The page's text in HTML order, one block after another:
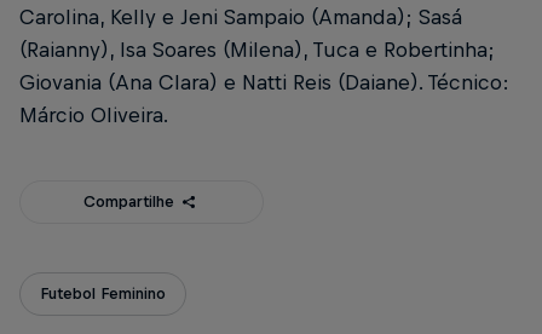
Carolina, Kelly e Jeni Sampaio (Amanda); Sasá
(Raianny), Isa Soares (Milena), Tuca e Robertinha;
Giovania (Ana Clara) e Natti Reis (Daiane). Técnico:
Márcio Oliveira.
Compartilhe
Futebol Feminino